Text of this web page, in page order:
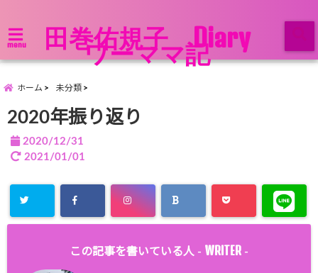
menu 田巻佑規子 Diary
ワーママ記
ホーム 未分類
2020年振り返り
2020/12/31
2021/01/01
この記事を書いている人 - WRITER -